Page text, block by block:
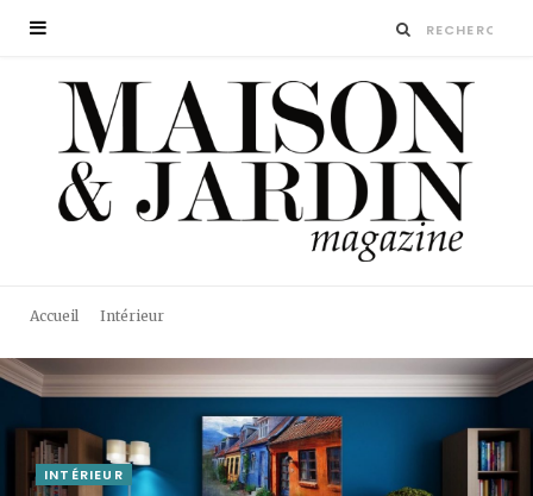
Accueil Intérieur
INTÉRIEUR